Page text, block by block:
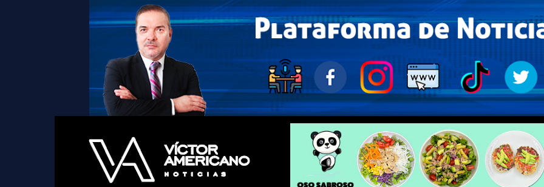
Americano
Victor